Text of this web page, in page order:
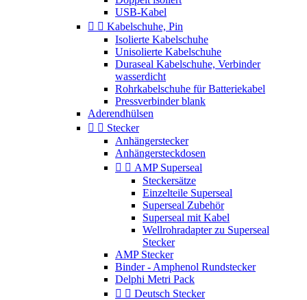
USB-Kabel
  Kabelschuhe, Pin
Isolierte Kabelschuhe
Unisolierte Kabelschuhe
Duraseal Kabelschuhe, Verbinder
wasserdicht
Rohrkabelschuhe für Batteriekabel
Pressverbinder blank
Aderendhülsen
  Stecker
Anhängerstecker
Anhängersteckdosen
  AMP Superseal
Steckersätze
Einzelteile Superseal
Superseal Zubehör
Superseal mit Kabel
Wellrohradapter zu Superseal
Stecker
AMP Stecker
Binder - Amphenol Rundstecker
Delphi Metri Pack
  Deutsch Stecker